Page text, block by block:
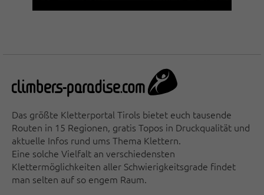
Das größte Kletterportal Tirols bietet euch tausende
Routen in 15 Regionen, gratis Topos in Druckqualität und
aktuelle Infos rund ums Thema Klettern.
Eine solche Vielfalt an verschiedensten
Klettermöglichkeiten aller Schwierigkeitsgrade findet
man selten auf so engem Raum.